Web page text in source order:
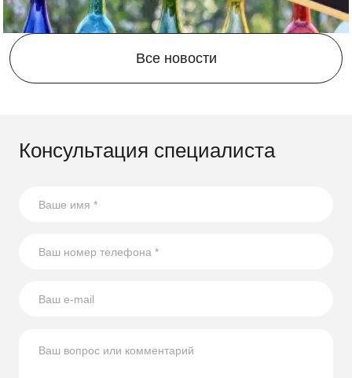
21.08.2023
бутылок
использованию стеклянных бутылок на участке.
Все новости
Консультация специалиста